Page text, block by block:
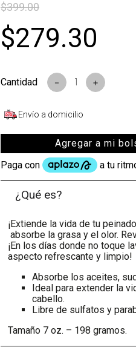
$399.00
$279.30
＋
－
Envío a domicilio
Agregar a mi
¿Qué es?
¡Extiende la vida de tu
absorbe la grasa y el olor.
¡En los días donde no toque
aspecto refrescante y limpio!
Absorbe los aceites,
Ideal para extender la
cabello.
Libre de sulfatos y
Tamaño 7 oz. – 198 gramos.